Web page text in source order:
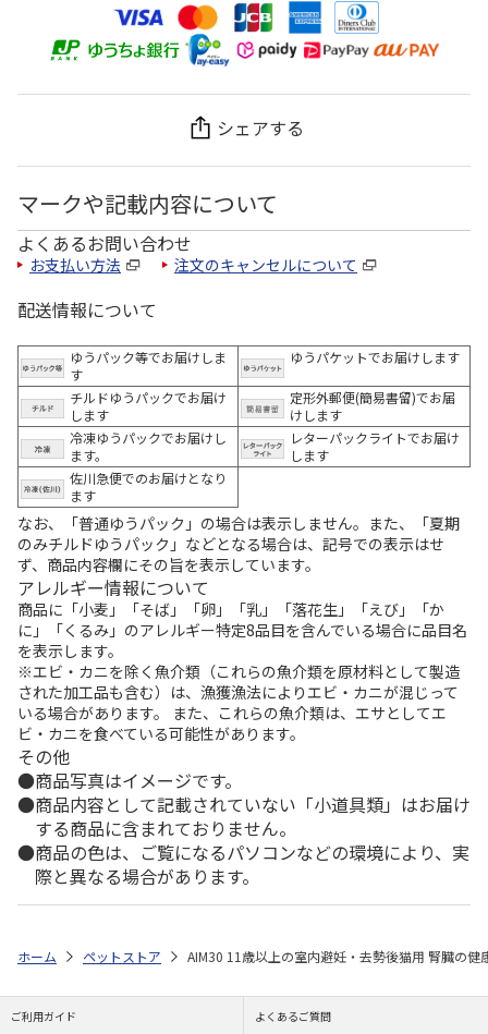
シェアする
マークや記載内容について
よくあるお問い合わせ
お支払い方法 注文のキャンセルについて
配送情報について
ゆうパック等でお届けしま
す
ゆうパケットでお届けします
チルドゆうパックでお届け
します
定形外郵便(簡易書留)でお届
けします
冷凍ゆうパックでお届けし
ます。
レターパックライトでお届け
します
佐川急便でのお届けとなり
ます
なお、「普通ゆうパック」の場合は表示しません。また、「夏期
のみチルドゆうパック」などとなる場合は、記号での表示はせ
ず、商品内容欄にその旨を表示しています。
アレルギー情報について
商品に「小麦」「そば」「卵」「乳」「落花生」「えび」「か
に」「くるみ」のアレルギー特定8品目を含んでいる場合に品目名
を表示します。
※エビ・カニを除く魚介類（これらの魚介類を原材料として製造
された加工品も含む）は、漁獲漁法によりエビ・カニが混じって
いる場合があります。 また、これらの魚介類は、エサとしてエ
ビ・カニを食べている可能性があります。
その他
商品写真はイメージです。
商品内容として記載されていない「小道具類」はお届け
する商品に含まれておりません。
商品の色は、ご覧になるパソコンなどの環境により、実
際と異なる場合があります。
ホーム ペットストア AIM30 11歳以上の室内避妊・去勢後猫用 腎臓の健
ご利用ガイド よくあるご質問